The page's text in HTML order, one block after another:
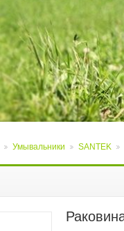
Умывальники SANTEK